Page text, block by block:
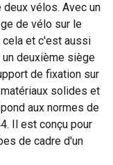
vélos. Avec un
de vélo sur le
et c'est aussi
deuxième siège
de fixation sur
solides et
aux normes de
Il est conçu pour
de cadre d'un